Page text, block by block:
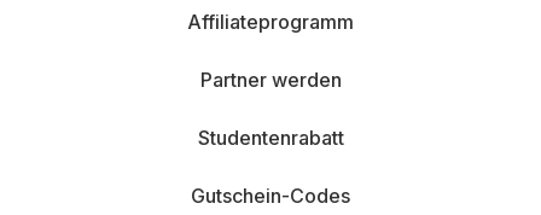
Affiliateprogramm
Partner werden
Studentenrabatt
Gutschein-Codes